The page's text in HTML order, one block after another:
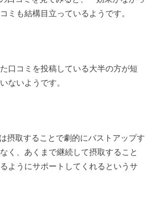
ミも結構目立っているようです。
口コミを投稿している大半の方が短
ないようです。
摂取することで劇的にバストアップす
く、あくまで継続して摂取すること
ようにサポートしてくれるというサ